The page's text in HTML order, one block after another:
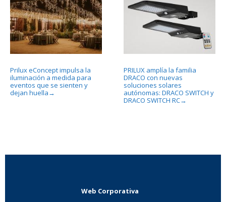
Prilux eConcept impulsa la
iluminación a medida para
eventos que se sienten y
dejan huella →
PRILUX amplía la familia
DRACO con nuevas
soluciones solares
autónomas: DRACO SWITCH y
DRACO SWITCH RC→
Web Corporativa